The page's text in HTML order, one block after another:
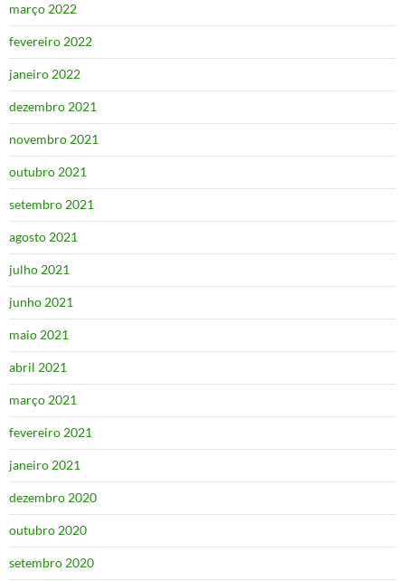
março 2022
fevereiro 2022
janeiro 2022
dezembro 2021
novembro 2021
outubro 2021
setembro 2021
agosto 2021
julho 2021
junho 2021
maio 2021
abril 2021
março 2021
fevereiro 2021
janeiro 2021
dezembro 2020
outubro 2020
setembro 2020